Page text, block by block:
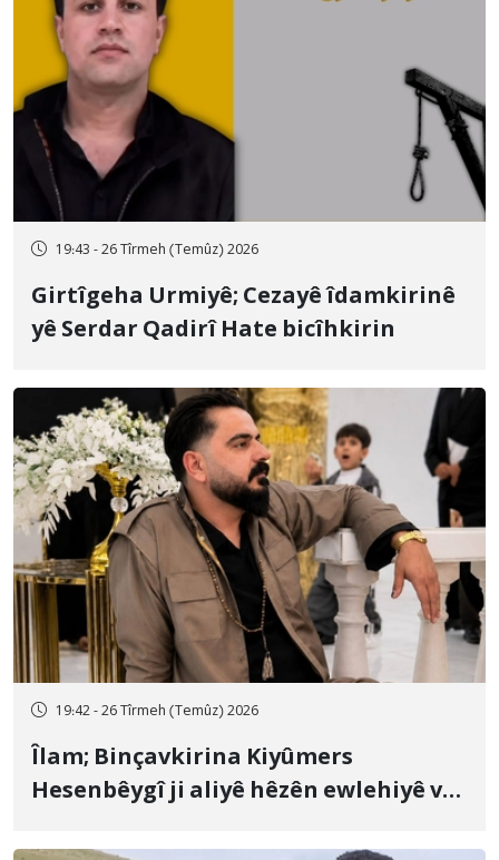
19:43 - 26 Tîrmeh (Temûz) 2026
Girtîgeha Urmiyê; Cezayê îdamkirinê
yê Serdar Qadirî Hate bicîhkirin
19:42 - 26 Tîrmeh (Temûz) 2026
Îlam; Binçavkirina Kiyûmers
Hesenbêygî ji aliyê hêzên ewlehiyê ve